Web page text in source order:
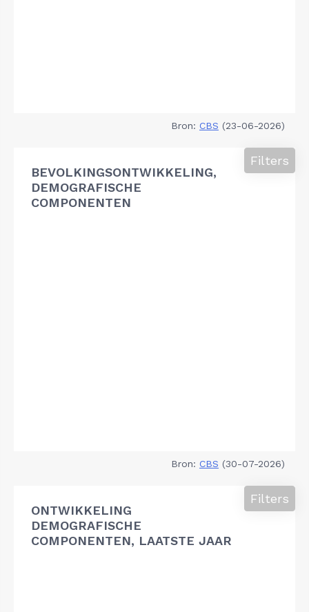
Bron: CBS (23-06-2026)
BEVOLKINGSONTWIKKELING,
DEMOGRAFISCHE
COMPONENTEN
Filters
Bron: CBS (30-07-2026)
ONTWIKKELING
DEMOGRAFISCHE
COMPONENTEN, LAATSTE JAAR
Filters